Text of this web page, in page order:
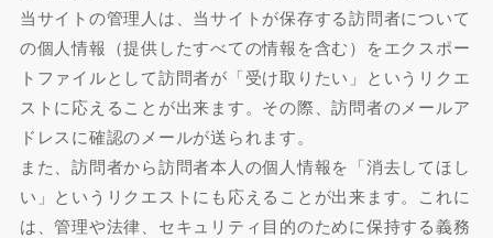
当サイトの管理人は、当サイトが保存する訪問者について
の個人情報（提供したすべての情報を含む）をエクスポー
トファイルとして訪問者が「受け取りたい」というリクエ
ストに応えることが出来ます。その際、訪問者のメールア
ドレスに確認のメールが送られます。
また、訪問者から訪問者本人の個人情報を「消去してほし
い」というリクエストにも応えることが出来ます。これに
は、管理や法律、セキュリティ目的のために保持する義務